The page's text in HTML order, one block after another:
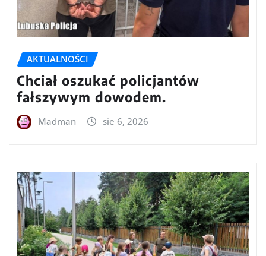
AKTUALNOŚCI
Chciał oszukać policjantów
fałszywym dowodem.
Madman sie 6, 2026